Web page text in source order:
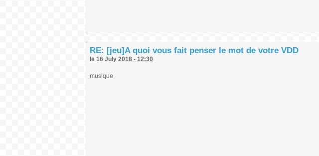
RE: [jeu]A quoi vous fait penser le mot de votre VDD
le 16 July 2018 - 12:30
musique